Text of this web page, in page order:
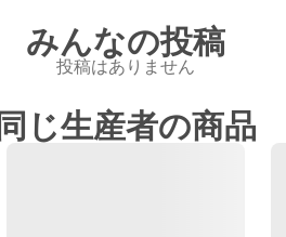
みんなの投稿
投稿はありません
同じ生産者の商品